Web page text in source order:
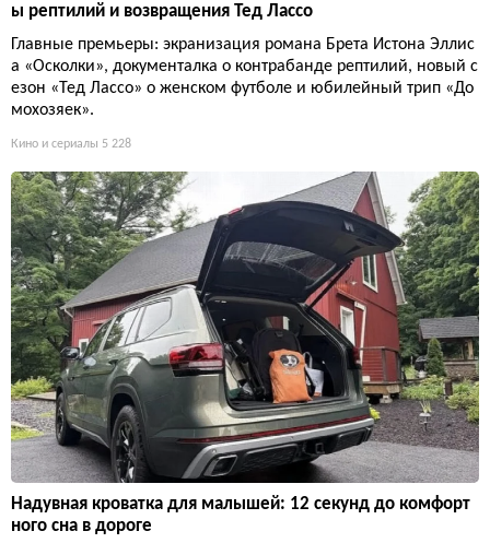
ы рептилий и возвращения Тед Лассо
Главные премьеры: экранизация романа Брета Истона Эллис
а «Осколки», документалка о контрабанде рептилий, новый с
езон «Тед Лассо» о женском футболе и юбилейный трип «До
мохозяек».
Кино и сериалы 5 228
Надувная кроватка для малышей: 12 секунд до комфорт
ного сна в дороге